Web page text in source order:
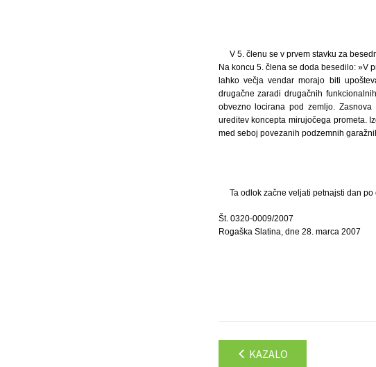
V 5. členu se v prvem stavku za
Na koncu 5. člena se doda besedilo: »V
lahko večja vendar morajo biti
drugačne zaradi drugačnih
obvezno locirana pod zemljo.
ureditev koncepta mirujočega prometa.
med seboj povezanih podzemnih
Ta odlok začne veljati petnajsti dan
Št. 0320-0009/2007
Rogaška Slatina, dne 28. marca 2007
KAZALO